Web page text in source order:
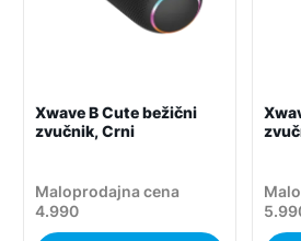
Xwave B Cute bežični
zvučnik, Crni
Maloprodajna cena
4.990